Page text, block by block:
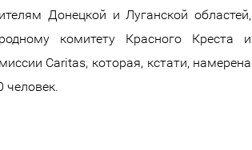
Донецкой и Луганской областей,
комитету Красного Креста и
Caritas, которая, кстати, намерена
человек.